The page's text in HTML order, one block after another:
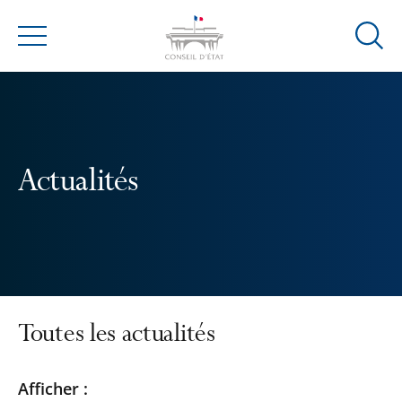
Menu
Ouvrir
Actualités
Toutes les actualités
Passer
Passer
Afficher :